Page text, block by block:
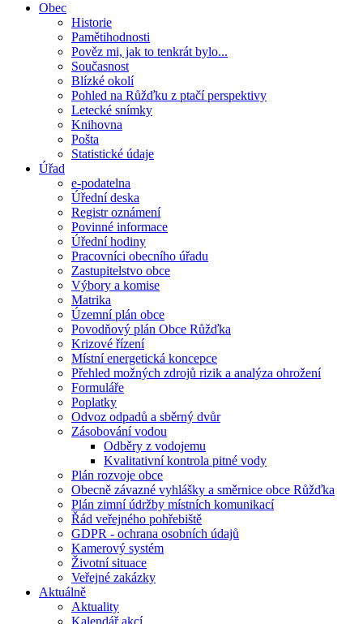
Obec
Historie
Pamětihodnosti
Pověz mi, jak to tenkrát bylo...
Současnost
Blízké okolí
Pohled na Růžďku z ptačí perspektivy
Letecké snímky
Knihovna
Pošta
Statistické údaje
Úřad
e-podatelna
Úřední deska
Registr oznámení
Povinné informace
Úřední hodiny
Pracovníci obecního úřadu
Zastupitelstvo obce
Výbory a komise
Matrika
Územní plán obce
Povodňový plán Obce Růžďka
Krizové řízení
Místní energetická koncepce
Přehled možných zdrojů rizik a analýza ohrožení
Formuláře
Poplatky
Odvoz odpadů a sběrný dvůr
Zásobování vodou
Odběry z vodojemu
Kvalitativní kontrola pitné vody
Plán rozvoje obce
Obecně závazné vyhlášky a směrnice obce Růžďka
Plán zimní údržby místních komunikací
Řád veřejného pohřebiště
GDPR - ochrana osobních údajů
Kamerový systém
Životní situace
Veřejné zakázky
Aktuálně
Aktuality
Kalendář akcí